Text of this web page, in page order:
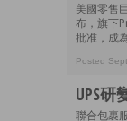
美國零售
布，旗下
批准，成
Posted
UPS研
聯合包裹